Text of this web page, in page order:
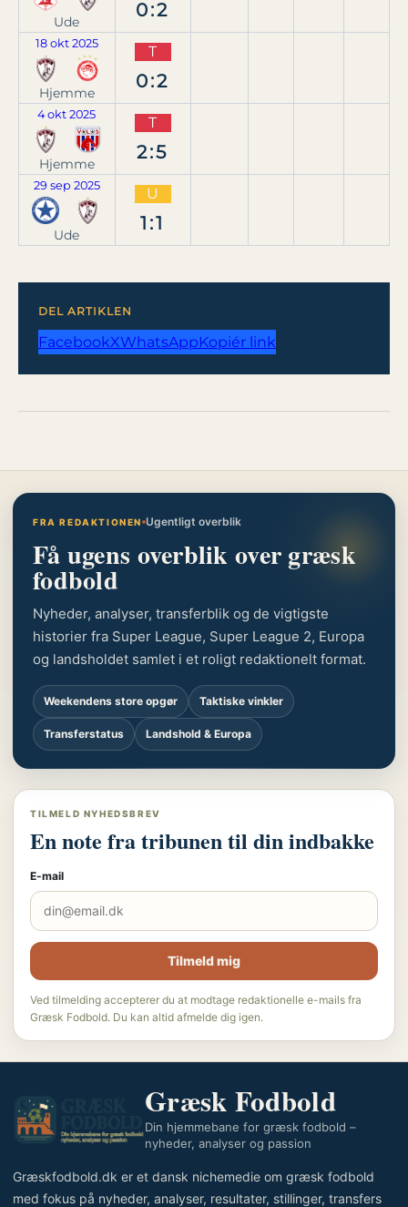
Ude
0:2
18 okt 2025
Hjemme
T
0:2
4 okt 2025
Hjemme
T
2:5
29 sep 2025
Ude
U
1:1
DEL ARTIKLEN
FacebookXWhatsAppKopiér link
FRA REDAKTIONEN Ugentligt overblik
Få ugens overblik over græsk
fodbold
Nyheder, analyser, transferblik og de vigtigste
historier fra Super League, Super League 2, Europa
og landsholdet samlet i et roligt redaktionelt format.
Weekendens store opgør Taktiske vinkler
Transferstatus Landshold & Europa
TILMELD NYHEDSBREV
En note fra tribunen til din indbakke
E-mail
Tilmeld mig
Ved tilmelding accepterer du at modtage redaktionelle e-mails fra
Græsk Fodbold. Du kan altid afmelde dig igen.
Græsk Fodbold
Din hjemmebane for græsk fodbold –
nyheder, analyser og passion
Græskfodbold.dk er et dansk nichemedie om græsk fodbold
med fokus på nyheder, analyser, resultater, stillinger, transfers